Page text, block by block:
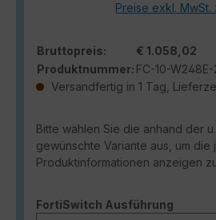
Preise exkl.
Bruttopreis:
€ 1.058,02
Produktnummer: FC-10-
Versandfertig in 1 Tag,
Bitte wählen Sie die anhand der
gewünschte Variante aus, um die
Produktinformationen anzeigen
FortiSwitch Ausführung